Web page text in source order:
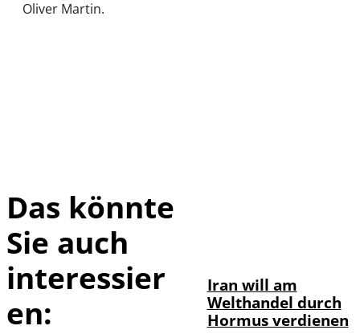
Oliver Martin.
Das könnte
Sie auch
interessier
en:
Iran will am
Welthandel durch
Hormus verdienen